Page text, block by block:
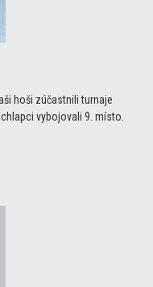
hoši zúčastnili turnaje
vybojovali 9. místo.